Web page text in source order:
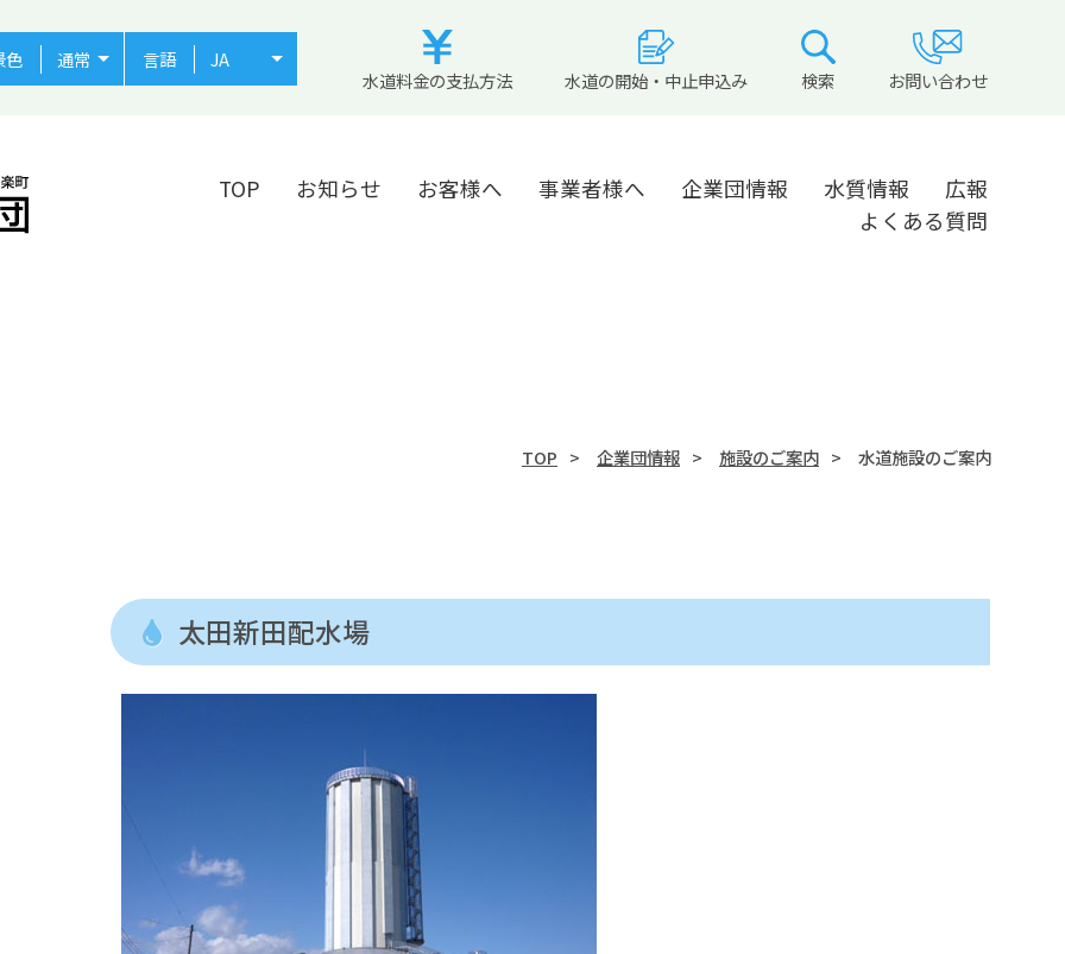
色
言語
水道料金の支払方法
水道の開始・中止申込み 検索 お問い合わせ
TOP お知らせ お客様へ 事業者様へ 企業団情報 水質情報
広報
よくある質問
TOP 企業団情報 施設のご案内 水道施設のご案内
太田新田配水場